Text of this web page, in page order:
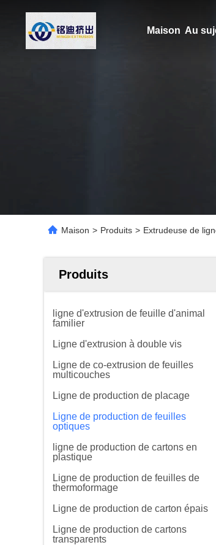
Maison Au
Maison > Produits > Extrudeuse de
Produits
ligne d'extrusion de feuille d'animal
familier
Ligne d'extrusion à double vis
Ligne de co-extrusion de feuilles
multicouches
Ligne de production de placage
Ligne de production de feuilles
optiques
ligne de production de cartons en
plastique
Ligne de production de feuilles de
thermoformage
Ligne de production de carton épais
Ligne de production de cartons
transparents